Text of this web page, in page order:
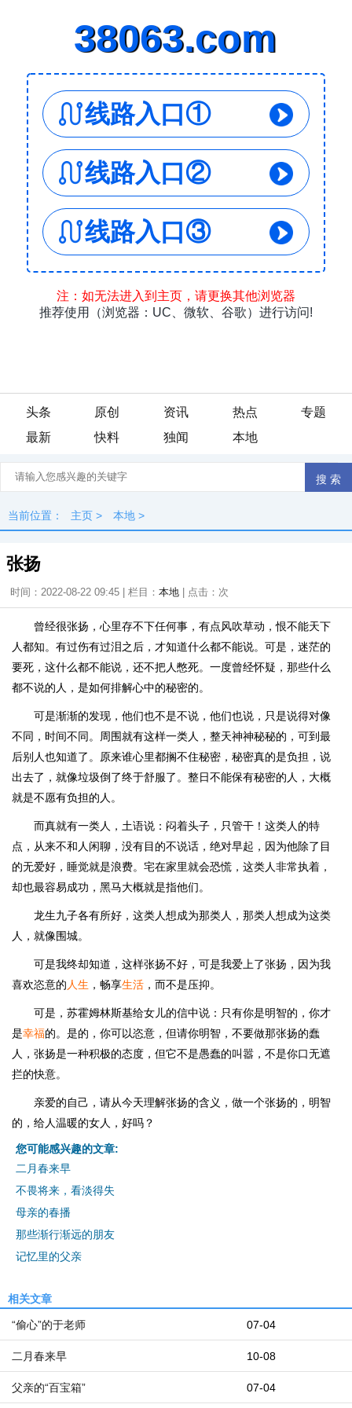
头条 原创 资讯 热点
专题
最新
快料 独闻 本地
当前位置： 主页 > 本地 >
张扬
时间：2022-08-22 09:45 | 栏目： 本地 | 点击： 次
曾经很张扬，心里存不下任何事，有点风吹草动，恨不能天下
人都知。有过伤有过泪之后，才知道什么都不能说。可是，迷茫的
要死，这什么都不能说，还不把人憋死。一度曾经怀疑，那些什么
都不说的人，是如何排解心中的秘密的。
可是渐渐的发现，他们也不是不说，他们也说，只是说得对像
不同，时间不同。周围就有这样一类人，整天神神秘秘的，可到最
后别人也知道了。原来谁心里都搁不住秘密，秘密真的是负担，说
出去了，就像垃圾倒了终于舒服了。整日不能保有秘密的人，大概
就是不愿有负担的人。
而真就有一类人，土语说：闷着头子，只管干！这类人的特
点，从来不和人闲聊，没有目的不说话，绝对早起，因为他除了目
的无爱好，睡觉就是浪费。宅在家里就会恐慌，这类人非常执着，
却也最容易成功，黑马大概就是指他们。
龙生九子各有所好，这类人想成为那类人，那类人想成为这类
人，就像围城。
可是我终却知道，这样张扬不好，可是我爱上了张扬，因为我
喜欢恣意的 人生 ，畅享生活 ，而不是压抑。
可是，苏霍姆林斯基给女儿的信中说：只有你是明智的，你才
是幸福的。是的，你可以恣意，但请你明智，不要做那张扬的蠢
人，张扬是一种积极的态度，但它不是愚蠢的叫嚣，不是你口无遮
拦的快意。
亲爱的自己，请从今天理解张扬的含义，做一个张扬的，明智
的，给人温暖的女人，好吗？
您可能感兴趣的文章:
二月春来早
不畏将来，看淡得失
母亲的春播
那些渐行渐远的朋友
记忆里的父亲
相关文章
07-04
“偷心”的于老师
10-08
二月春来早
07-04
父亲的“百宝箱”